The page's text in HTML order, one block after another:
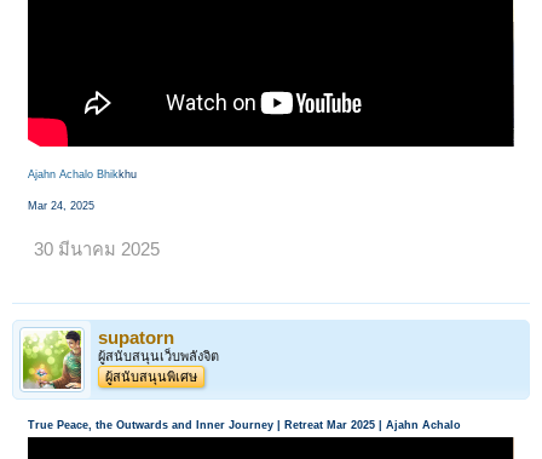
Ajahn Achalo Bhik khu
Mar 24, 2025
30 มีนาคม 2025
supatorn
ผู้สนับสนุนเว็บพลังจิต
ผู้สนับสนุนพิเศษ
True Peace, the Outwards and Inner Journey | Retreat Mar 2025 | Ajahn Achalo